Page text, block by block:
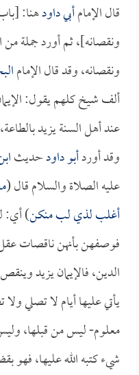
قال الإمامأبي داودهنا:
ونقصانه]، ثم أورد جملة من
ونقصانه، وقد قال الإمام
ألف شيخ كلهم يقول:
عند أهل السنة يزيد
وقد أوردأبو داودحديث
عليه الصلاة والسلام قال (
أغلب لذي لب منكن) أي:
فوصفهن بأنهن ناقصات
الدين، فالإيمان يزيد
يأتي عليها أيام لا تصلي
معلوم- ليس من قبلها، وليس
شيء كتبه الله عليها، فهو